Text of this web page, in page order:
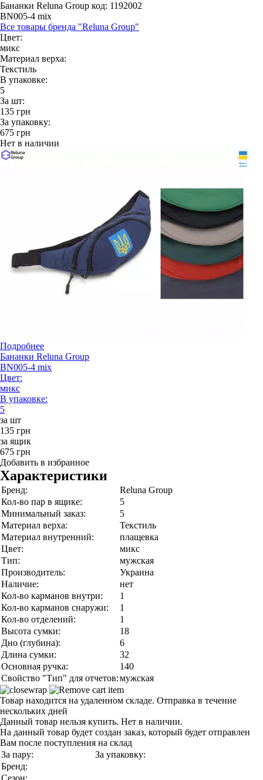
Бананки Reluna Group код: 1192002
BN005-4 mix
Все товары бренда "Reluna Group"
Цвет:
микс
Материал верха:
Текстиль
В упаковке:
5
За шт:
135 грн
За упаковку:
675 грн
Нет в наличии
Подробнее
Бананки Reluna Group
BN005-4 mix
Цвет:
микс
В упаковке:
5
за шт
135 грн
за ящик
675 грн
Добавить в избранное
Характеристики
Бренд:
Reluna Group
Кол-во пар в ящике:
5
Минимальный заказ:
5
Материал верха:
Текстиль
Материал внутренний:
плащевка
Цвет:
микс
Тип:
мужская
Производитель:
Украина
Наличие:
нет
Кол-во карманов внутри:
1
Кол-во карманов снаружи:
1
Кол-во отделений:
1
Высота сумки:
18
Дно (глубина):
6
Длина сумки:
32
Основная ручка:
140
Свойство "Тип" для отчетов:мужская
Товар находится на удаленном складе. Отправка в течение
нескольких дней
Данный товар нельзя купить. Нет в наличии.
На данный товар будет создан заказ, который будет отправлен
Вам после поступления на склад
За пару:
За упаковку:
Бренд:
Сезон: